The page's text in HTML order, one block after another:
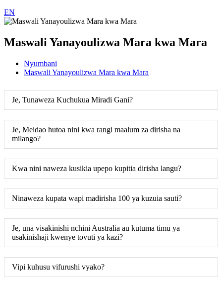
EN
Maswali Yanayoulizwa Mara kwa Mara
Nyumbani
Maswali Yanayoulizwa Mara kwa Mara
Je, Tunaweza Kuchukua Miradi Gani?
Je, Meidao hutoa nini kwa rangi maalum za dirisha na
milango?
Kwa nini naweza kusikia upepo kupitia dirisha langu?
Ninaweza kupata wapi madirisha 100 ya kuzuia sauti?
Je, una visakinishi nchini Australia au kutuma timu ya
usakinishaji kwenye tovuti ya kazi?
Vipi kuhusu vifurushi vyako?